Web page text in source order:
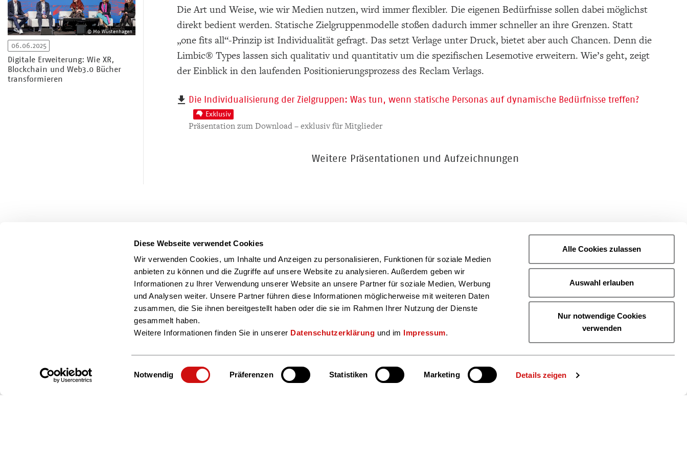
Diese Webseite verwendet Cookies
Wir verwenden Cookies, um Inhalte und Anzeigen zu personalisieren, Funktionen für soziale Medien
anbieten zu können und die Zugriffe auf unsere Website zu analysieren. Außerdem geben wir
Informationen zu Ihrer Verwendung unserer Website an unsere Partner für soziale Medien, Werbung
und Analysen weiter. Unsere Partner führen diese Informationen möglicherweise mit weiteren Daten
zusammen, die Sie ihnen bereitgestellt haben oder die sie im Rahmen Ihrer Nutzung der Dienste
gesammelt haben.
Weitere Informationen finden Sie in unserer Datenschutzerklärung und im Impressum.
Einwilligungsauswahl
Notwendig Präferenzen Statistiken Marketing Details zeigen
Alle Cookies zulassen
Auswahl erlauben
Nur notwendige Cookies
verwenden
Die Art und Weise, wie wir Medien nutzen, wird immer flexibler. Die eigenen Bedürfnisse sollen dabei möglichst
direkt bedient werden. Statische Zielgruppenmodelle stoßen dadurch immer schneller an ihre Grenzen. Statt
„one fits all“-Prinzip ist Individualität gefragt. Das setzt Verlage unter Druck, bietet aber auch Chancen. Denn die
Limbic® Types lassen sich qualitativ und quantitativ um die spezifischen Lesemotive erweitern. Wie’s geht, zeigt
der Einblick in den laufenden Positionierungsprozess des Reclam Verlags.
Die Individualisierung der Zielgruppen: Was tun, wenn statische Personas auf dynamische Bedürfnisse treffen?
Exklusiv
Präsentation zum Download – exklusiv für Mitglieder
Weitere Präsentationen und Aufzeichnungen
© Mo Wüstenhagen
06.06.2025
Digitale Erweiterung: Wie XR,
Blockchain und Web3.0 Bücher
transformieren